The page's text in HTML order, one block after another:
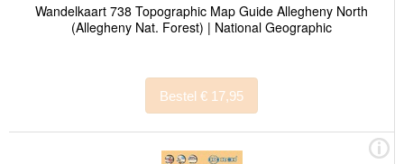
Wandelkaart 738 Topographic Map Guide Allegheny North
(Allegheny Nat. Forest) | National Geographic
Bestel € 17,95